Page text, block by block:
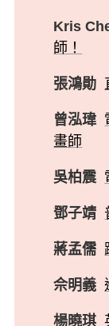
Kris
師！
張鴻勛
曾泓瑋
畫師
吳柏震
鄧子靖
蔣孟儒
佘明義
楊曉琪